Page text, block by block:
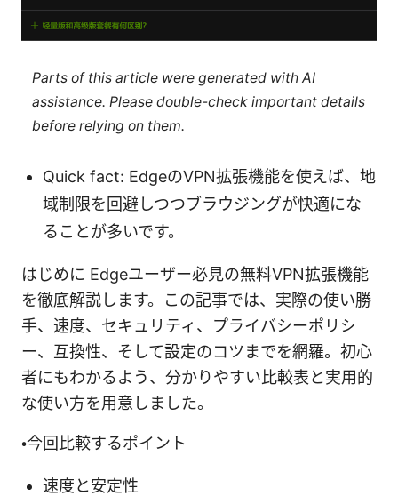
Parts of this article were generated with AI
assistance. Please double-check important details
before relying on them.
Quick fact: EdgeのVPN拡張機能を使えば、地
域制限を回避しつつブラウジングが快適にな
ることが多いです。
はじめに Edgeユーザー必見の無料VPN拡張機能
を徹底解説します。この記事では、実際の使い勝
手、速度、セキュリティ、プライバシーポリシ
ー、互換性、そして設定のコツまでを網羅。初心
者にもわかるよう、分かりやすい比較表と実用的
な使い方を用意しました。
・今回比較するポイント
速度と安定性